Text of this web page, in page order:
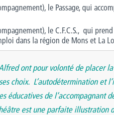
le Passage, qui
le C.F.C.S., qui
dans la région de Mons et La
ont pour volonté de placer
choix. L’autodétermination et
éducatives de l’accompagnant
est une parfaite illustration